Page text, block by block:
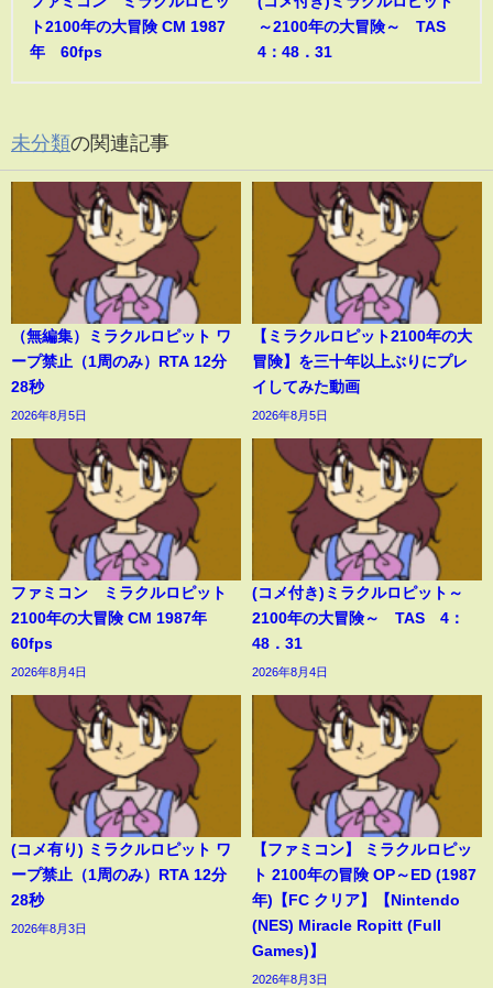
ト2100年の大冒険 CM 1987
年 60fps
～2100年の大冒険～ TAS
4：48．31
未分類の関連記事
（無編集）ミラクルロピット ワ
ープ禁止（1周のみ）RTA 12分
28秒
2026年8月5日
【ミラクルロピット2100年の大
冒険】を三十年以上ぶりにプレ
イしてみた動画
2026年8月5日
ファミコン ミラクルロピット
2100年の大冒険 CM 1987年
60fps
2026年8月4日
(コメ付き)ミラクルロピット～
2100年の大冒険～ TAS 4：
48．31
2026年8月4日
(コメ有り) ミラクルロピット ワ
ープ禁止（1周のみ）RTA 12分
28秒
2026年8月3日
【ファミコン】 ミラクルロピッ
ト 2100年の冒険 OP～ED (1987
年)【FC クリア】【Nintendo
(NES) Miracle Ropitt (Full
Games)】
2026年8月3日